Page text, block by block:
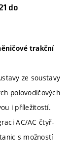
do
trakční
ze soustavy
polovodičových
i příležitostí.
AC/AC čtyř-
s možností